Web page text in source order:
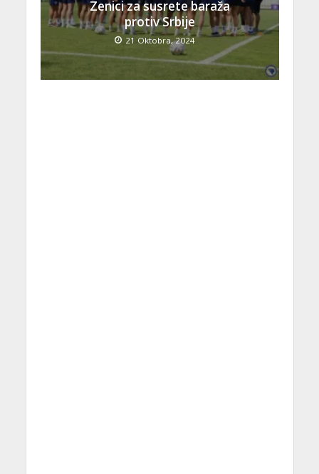
Zenici za susrete baraža
protiv Srbije
21 Oktobra, 2024